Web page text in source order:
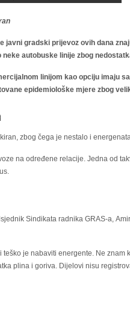
javni gradski prijevoz ovih dana
neke autobuske linije zbog
linijom kao opciju imaju
epidemiološke mjere zbog
zbog čega je nestalo i
na određene relacije. Jedna od
Sindikata radnika GRAS-a,
teško je nabaviti energente. Ne
plina i goriva. Dijelovi nisu